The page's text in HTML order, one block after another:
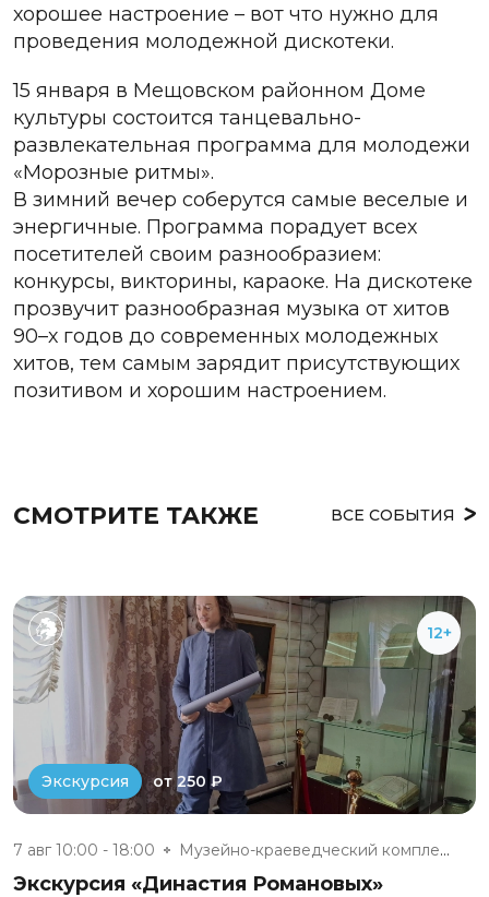
хорошее настроение – вот что нужно для
проведения молодежной дискотеки.
15 января в Мещовском районном Доме
культуры состоится танцевально-
развлекательная программа для молодежи
«Морозные ритмы».
В зимний вечер соберутся самые веселые и
энергичные. Программа порадует всех
посетителей своим разнообразием:
конкурсы, викторины, караоке. На дискотеке
прозвучит разнообразная музыка от хитов
90–х годов до современных молодежных
хитов, тем самым зарядит присутствующих
позитивом и хорошим настроением.
СМОТРИТЕ ТАКЖЕ ВСЕ СОБЫТИЯ
12+
Экскурсия от 250 ₽
7 авг 10:00 - 18:00 Музейно-краеведческий комплекс...
Экскурсия «Династия Романовых»